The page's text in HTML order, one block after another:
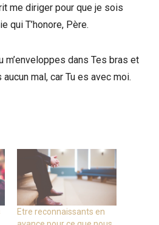
me diriger pour que je sois
qui T’honore, Père.
m’enveloppes dans Tes bras et
mal, car Tu es avec moi.
Etre reconnaissants en